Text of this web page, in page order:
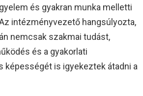
és gyakran munka melletti
intézményvezető hangsúlyozta,
nemcsak szakmai tudást,
és a gyakorlati
képességét is igyekeztek átadni a